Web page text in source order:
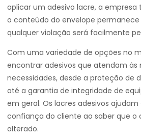
aplicar um adesivo lacre, a
o conteúdo do envelope
qualquer violação será facilmente
Com uma variedade de opções no
encontrar adesivos que atendam às
necessidades, desde a proteção de
até a garantia de integridade de
em geral. Os lacres adesivos
confiança do cliente ao saber que o
alterado.